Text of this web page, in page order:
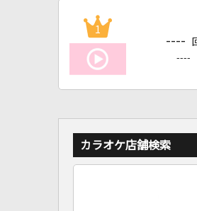
1
----
----
カラオケ店舗検索